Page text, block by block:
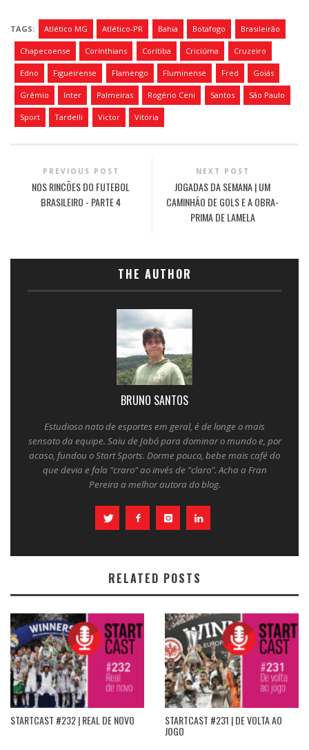
TAGS: Atlético MG Atlético-PR Bahia Botafogo Brasileirão
Chapecoense Corínthians Coritiba Criciúma Cruzeiro
Edno Figueirense Flamengo Fluminense Fred Goiás
Grêmio Inter Palmeiras Rogério Ceni Santos São Paulo
Sport Tardelli Victor Vitória
PREVIOUS POST
NOS RINCÕES DO FUTEBOL
BRASILEIRO - PARTE 4
NEXT POST
JOGADAS DA SEMANA | UM
CAMINHÃO DE GOLS E A OBRA-
PRIMA DE LAMELA
THE AUTHOR
BRUNO SANTOS
Estudioso nato de esportes em geral, é de longe o mais
sensato da equipe. Saiu de Jabó para dominar o mundo e, por
acaso, fundou o Start Sports. Dorme pouco, bebe mais café do
que devia e fala "craro" ao invés de "claro". Acha a Fran
Pereira a melhor autora do blog.
RELATED POSTS
STARTCAST #232 | REAL DE NOVO STARTCAST #231 | DE VOLTA AO
JOGO